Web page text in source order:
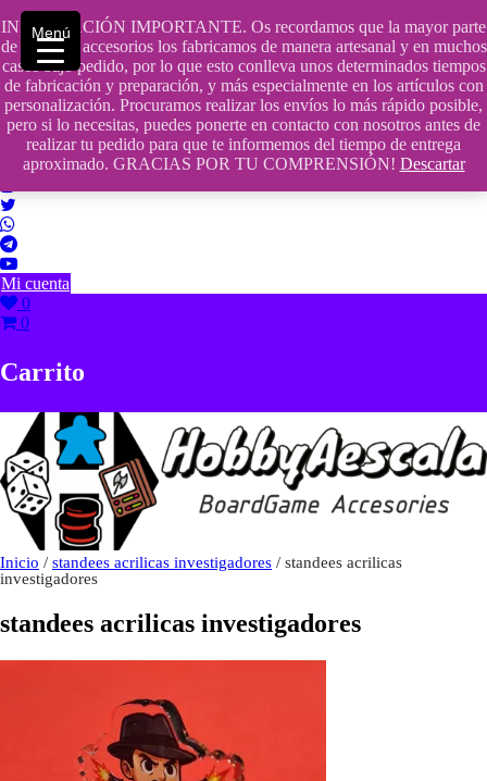
INFORMACIÓN IMPORTANTE. Os recordamos que la mayor parte
de nuestros accesorios los fabricamos de manera artesanal y en muchos
casos bajo pedido, por lo que esto conlleva unos determinados tiempos
de fabricación y preparación, y más especialmente en los artículos con
personalización. Procuramos realizar los envíos lo más rápido posible,
pero si lo necesitas, puedes ponerte en contacto con nosotros antes de
realizar tu pedido para que te informemos del tiempo de entrega
aproximado. GRACIAS POR TU COMPRENSIÓN! Descartar
Saltar
contenido
609241475 SOLO DE 10:00 a 14:00
info@hobbyaescala.com
San Fernando de Henares
10:00 - 14:00
Mi cuenta
0
0
Carrito
Inicio / standees acrilicas investigadores / standees acrilicas
investigadores
standees acrilicas investigadores
Menú